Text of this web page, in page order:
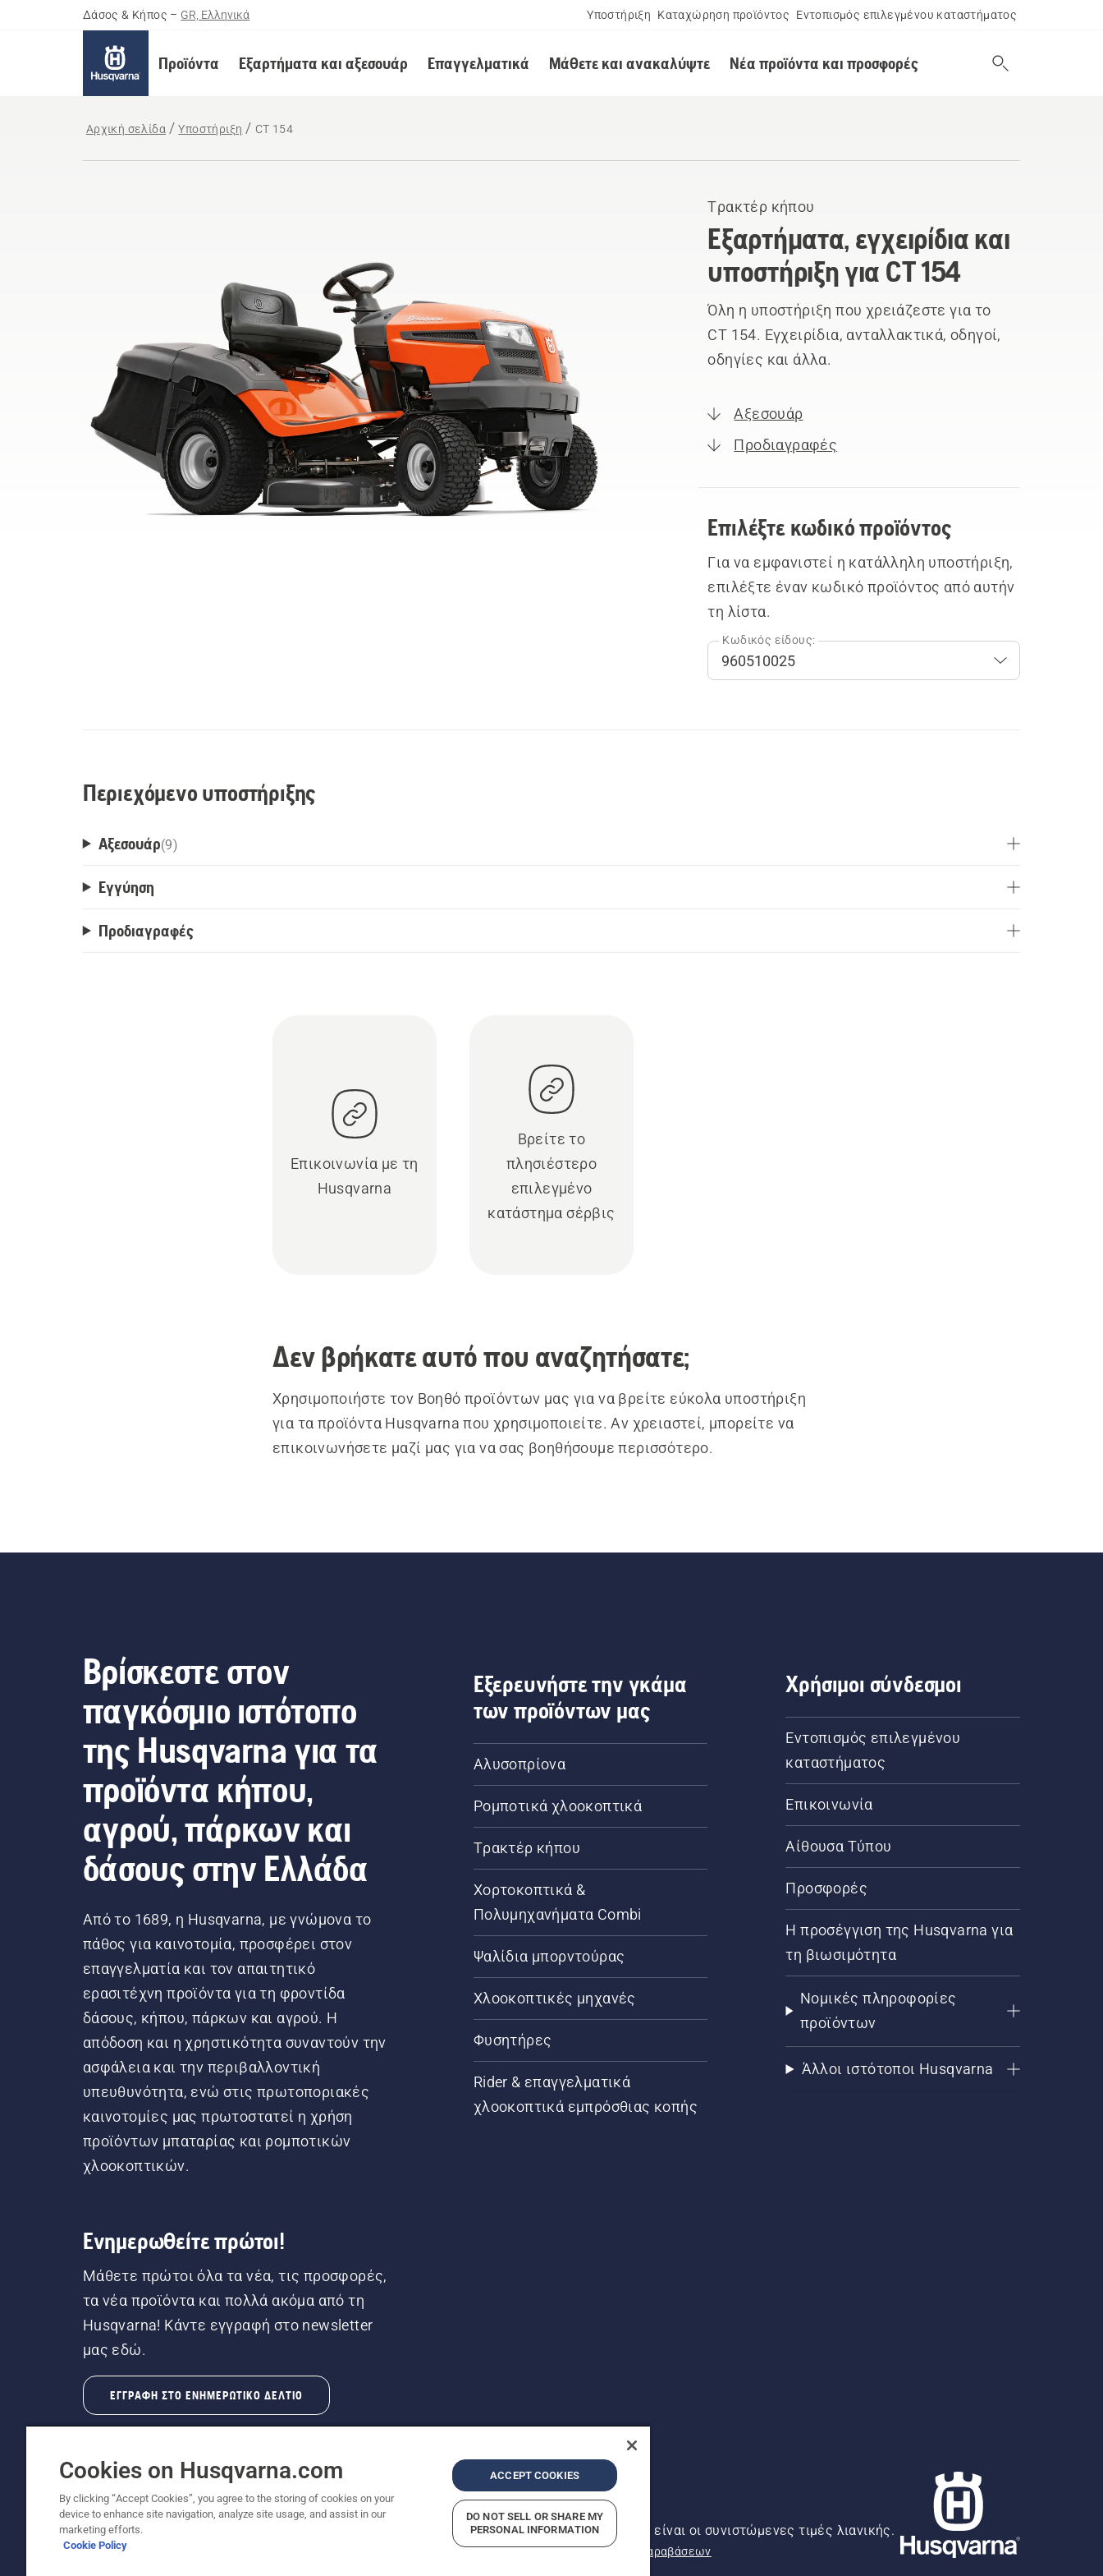
Δάσος & Κήπος – GR, Ελληνικά Υποστήριξη Καταχώρηση προϊόντος Εντοπισμός επιλεγμένου καταστήματος
Προϊόντα Εξαρτήματα και αξεσουάρ Επαγγελματικά Μάθετε και ανακαλύψτε Νέα προϊόντα και προσφορές
Αρχική σελίδα Υποστήριξη CT 154
Τρακτέρ κήπου
Εξαρτήματα, εγχειρίδια και
υποστήριξη για CT 154
Όλη η υποστήριξη που χρειάζεστε για το
CT 154. Εγχειρίδια, ανταλλακτικά, οδηγοί,
οδηγίες και άλλα.
Αξεσουάρ
Προδιαγραφές
Επιλέξτε κωδικό προϊόντος
Για να εμφανιστεί η κατάλληλη υποστήριξη,
επιλέξτε έναν κωδικό προϊόντος από αυτήν
τη λίστα.
Κωδικός είδους:
Περιεχόμενο υποστήριξης
Αξεσουάρ(9)
Εγγύηση
Προδιαγραφές
Επικοινωνία με τη
Husqvarna
Βρείτε το
πλησιέστερο
επιλεγμένο
κατάστημα σέρβις
Δεν βρήκατε αυτό που αναζητήσατε;
Χρησιμοποιήστε τον Βοηθό προϊόντων μας για να βρείτε εύκολα υποστήριξη
για τα προϊόντα Husqvarna που χρησιμοποιείτε. Αν χρειαστεί, μπορείτε να
επικοινωνήσετε μαζί μας για να σας βοηθήσουμε περισσότερο.
Βρίσκεστε στον
παγκόσμιο ιστότοπο
της Husqvarna για τα
προϊόντα κήπου,
αγρού, πάρκων και
δάσους στην Ελλάδα
Από το 1689, η Husqvarna, με γνώμονα το
πάθος για καινοτομία, προσφέρει στον
επαγγελματία και τον απαιτητικό
ερασιτέχνη προϊόντα για τη φροντίδα
δάσους, κήπου, πάρκων και αγρού. Η
απόδοση και η χρηστικότητα συναντούν την
ασφάλεια και την περιβαλλοντική
υπευθυνότητα, ενώ στις πρωτοποριακές
καινοτομίες μας πρωτοστατεί η χρήση
προϊόντων μπαταρίας και ρομποτικών
χλοοκοπτικών.
Ενημερωθείτε πρώτοι!
Μάθετε πρώτοι όλα τα νέα, τις προσφορές,
τα νέα προϊόντα και πολλά ακόμα από τη
Husqvarna! Κάντε εγγραφή στο newsletter
μας εδώ.
ΕΓΓΡΑΦΉ ΣΤΟ ΕΝΗΜΕΡΩΤΙΚΌ ΔΕΛΤΊΟ
Εξερευνήστε την γκάμα
των προϊόντων μας
Αλυσοπρίονα
Ρομποτικά χλοοκοπτικά
Τρακτέρ κήπου
Χορτοκοπτικά &
Πολυμηχανήματα Combi
Ψαλίδια μπορντούρας
Χλοοκοπτικές μηχανές
Φυσητήρες
Rider & επαγγελματικά
χλοοκοπτικά εμπρόσθιας κοπής
Χρήσιμοι σύνδεσμοι
Εντοπισμός επιλεγμένου
καταστήματος
Επικοινωνία
Αίθουσα Τύπου
Προσφορές
Η προσέγγιση της Husqvarna για
τη βιωσιμότητα
Νομικές πληροφορίες
προϊόντων
Άλλοι ιστότοποι Husqvarna
© Husqvarna AB (δημοσ.) Με την επιφύλαξη παντός δικαιώματος. Οι εμφανιζόμενες τιμές είναι οι συνιστώμενες τιμές λιανικής.
Πολιτική για τα cookies Νομικές πληροφορίες Αναφορά ύποπτων παραβάσεων
Cookies on Husqvarna.com
By clicking “Accept Cookies”, you agree to the storing of cookies on your
device to enhance site navigation, analyze site usage, and assist in our
marketing efforts.
Cookie Policy
ACCEPT COOKIES
DO NOT SELL OR SHARE MY
PERSONAL INFORMATION